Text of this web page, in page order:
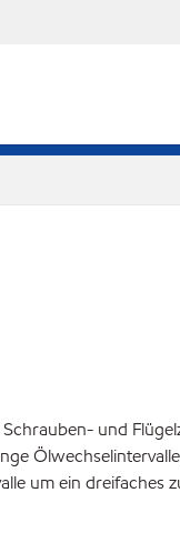
und
um ein dreifaches